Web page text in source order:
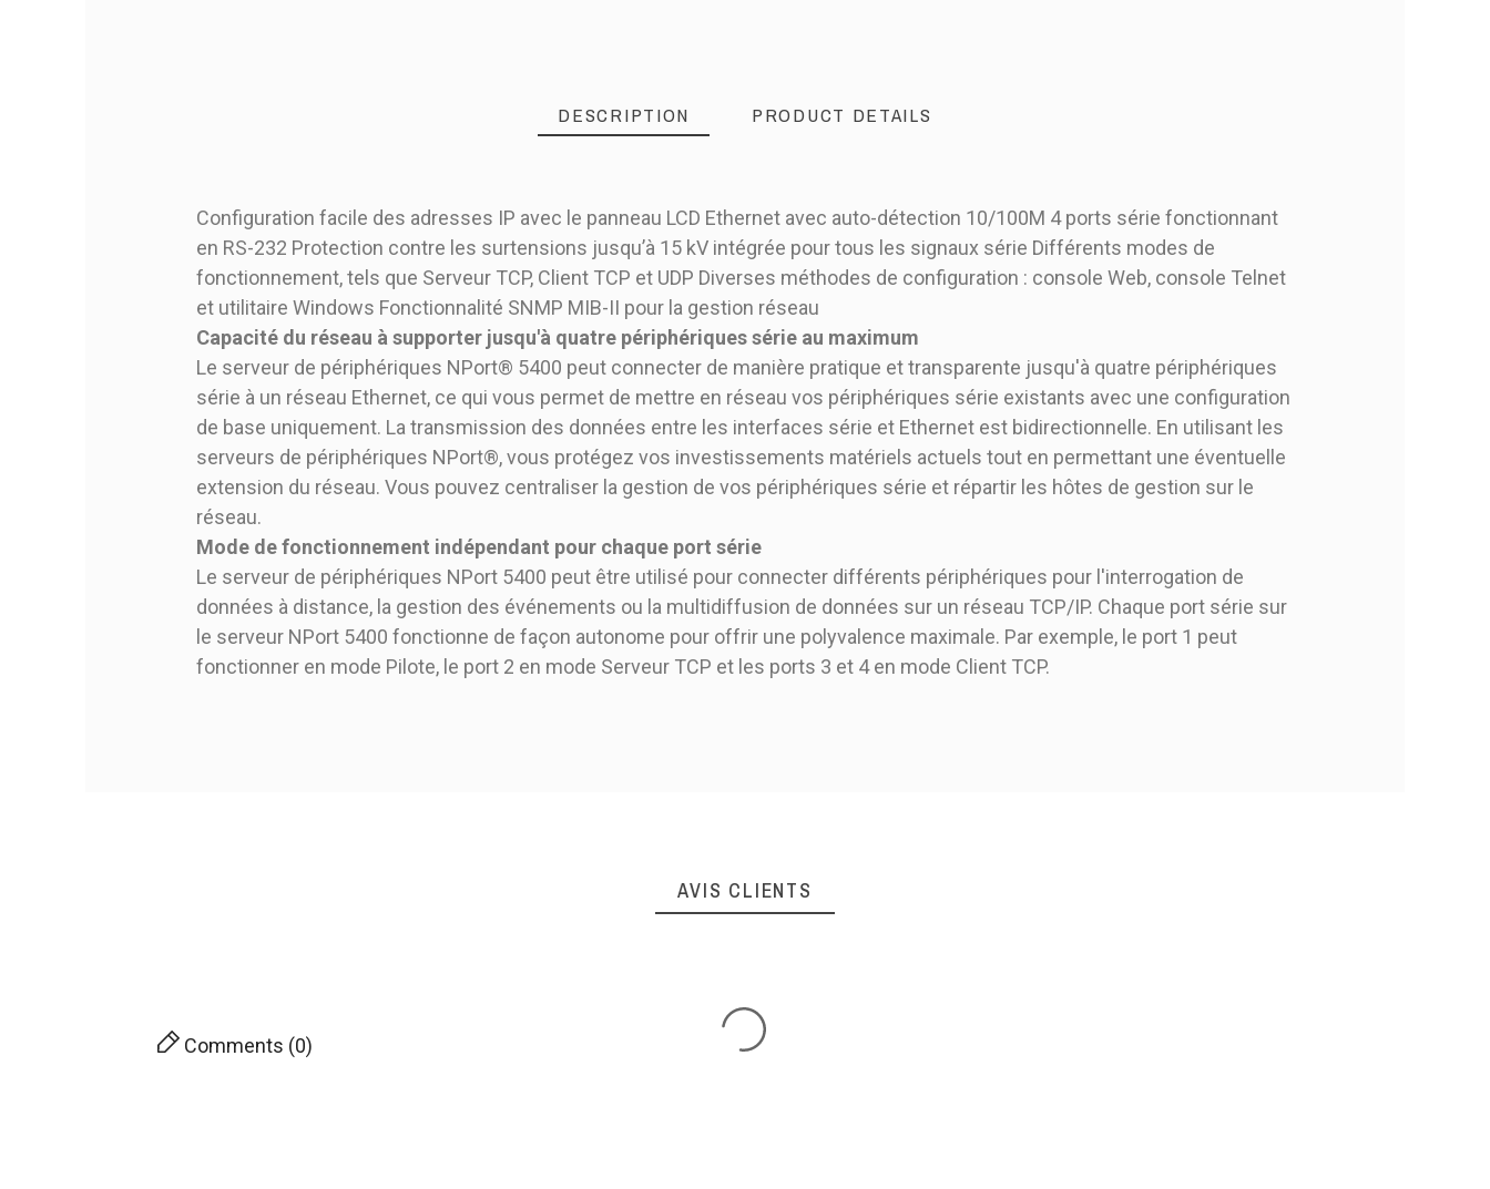
DESCRIPTION PRODUCT DETAILS
Configuration facile des adresses IP avec le panneau LCD Ethernet avec auto-détection 10/100M 4 ports série fonctionnant
en RS-232 Protection contre les surtensions jusqu’à 15 kV intégrée pour tous les signaux série Différents modes de
fonctionnement, tels que Serveur TCP, Client TCP et UDP Diverses méthodes de configuration : console Web, console Telnet
et utilitaire Windows Fonctionnalité SNMP MIB-II pour la gestion réseau
Capacité du réseau à supporter jusqu'à quatre périphériques série au maximum
Le serveur de périphériques NPort® 5400 peut connecter de manière pratique et transparente jusqu'à quatre périphériques
série à un réseau Ethernet, ce qui vous permet de mettre en réseau vos périphériques série existants avec une configuration
de base uniquement. La transmission des données entre les interfaces série et Ethernet est bidirectionnelle. En utilisant les
serveurs de périphériques NPort®, vous protégez vos investissements matériels actuels tout en permettant une éventuelle
extension du réseau. Vous pouvez centraliser la gestion de vos périphériques série et répartir les hôtes de gestion sur le
réseau.
Mode de fonctionnement indépendant pour chaque port série
Le serveur de périphériques NPort 5400 peut être utilisé pour connecter différents périphériques pour l'interrogation de
données à distance, la gestion des événements ou la multidiffusion de données sur un réseau TCP/IP. Chaque port série sur
le serveur NPort 5400 fonctionne de façon autonome pour offrir une polyvalence maximale. Par exemple, le port 1 peut
fonctionner en mode Pilote, le port 2 en mode Serveur TCP et les ports 3 et 4 en mode Client TCP.
AVIS CLIENTS
Comments (0)